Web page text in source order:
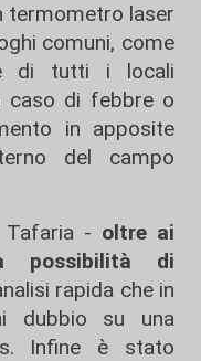
termometro laser
comuni, come
di tutti i locali
caso di febbre o
in apposite
del campo
- oltre ai
possibilità di
rapida che in
dubbio su una
Infine è stato